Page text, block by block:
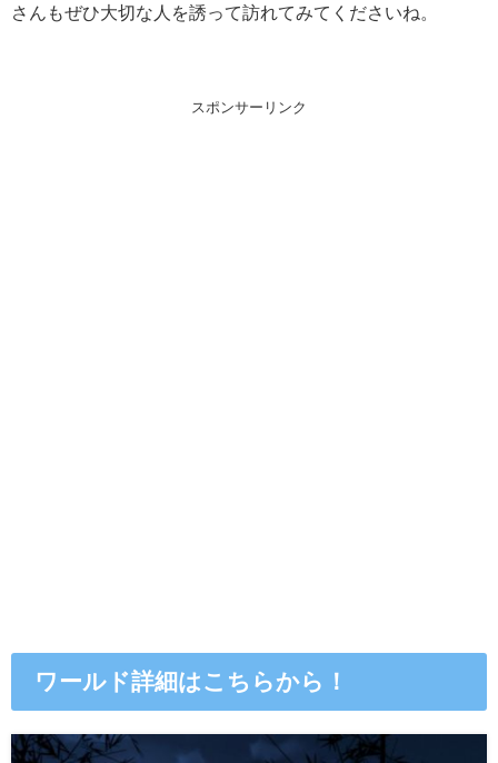
さんもぜひ大切な人を誘って訪れてみてくださいね。
スポンサーリンク
ワールド詳細はこちらから！